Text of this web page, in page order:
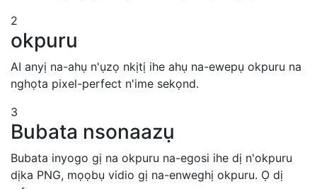
2
okpuru
AI anyị na-ahụ n'ụzọ nkịtị ihe ahụ na-ewepụ okpuru na
nghọta pixel-perfect n'ime sekọnd.
3
Bubata nsonaazụ
Bubata inyogo gị na okpuru na-egosi ihe dị n'okpuru
dịka PNG, mọọbụ vidio gị na-enweghị okpuru. Ọ dị